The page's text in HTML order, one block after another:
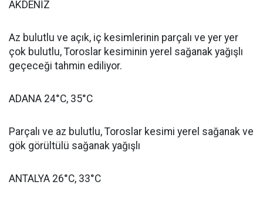
AKDENİZ
Az bulutlu ve açık, iç kesimlerinin parçalı ve yer yer
çok bulutlu, Toroslar kesiminin yerel sağanak yağışlı
geçeceği tahmin ediliyor.
ADANA 24°C, 35°C
Parçalı ve az bulutlu, Toroslar kesimi yerel sağanak ve
gök görültülü sağanak yağışlı
ANTALYA 26°C, 33°C